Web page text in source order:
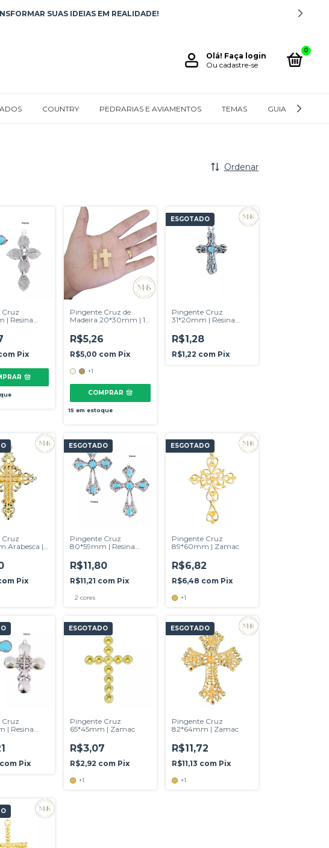
SUAS IDEIAS EM REALIDADE!
Olá! Faça login
Ou cadastre-se
0
COUNTRY PEDRARIAS E AVIAMENTOS TEMAS GUIA DE
Ordenar
Cruz
| Resina
Pix
Pingente Cruz de
Madeira 20*30mm | 10
R$5,26
R$5,00 com Pix
+1
COMPRAR
15 em estoque
ESGOTADO
Pingente Cruz
31*20mm | Resina
R$1,28
R$1,22 com Pix
Cruz
Arabesca |
Pix
ESGOTADO
Pingente Cruz
80*59mm | Resina
R$11,80
R$11,21 com Pix
2 cores
ESGOTADO
Pingente Cruz
89*60mm | Zamac
R$6,82
R$6,48 com Pix
+1
Cruz
| Resina
com Pix
ESGOTADO
Pingente Cruz
65*45mm | Zamac
R$3,07
R$2,92 com Pix
+1
ESGOTADO
Pingente Cruz
82*64mm | Zamac
R$11,72
R$11,13 com Pix
+1